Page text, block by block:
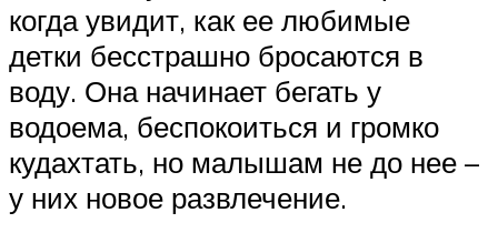
когда увидит, как ее любимые
детки бесстрашно бросаются в
воду. Она начинает бегать у
водоема, беспокоиться и громко
кудахтать, но малышам не до нее –
у них новое развлечение.